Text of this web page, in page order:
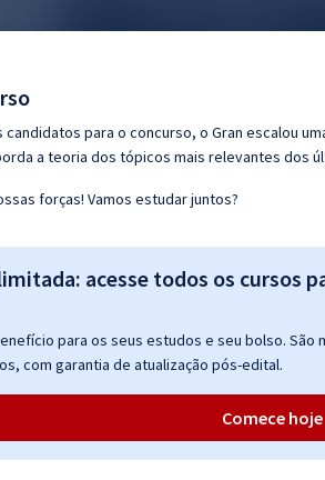
candidatos para o concurso, o Gran escalou
a teoria dos tópicos mais relevantes dos
forças! Vamos estudar juntos?
acesse todos os cursos
para os seus estudos e seu bolso. São
com garantia de atualização pós-edital.
Comece hoje